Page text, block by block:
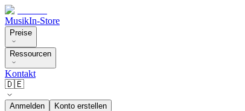
MusikIn-Store
Preise
Ressourcen
Kontakt
🇩🇪
Anmelden Konto erstellen